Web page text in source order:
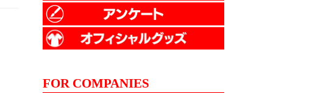
FOR COMPANIES